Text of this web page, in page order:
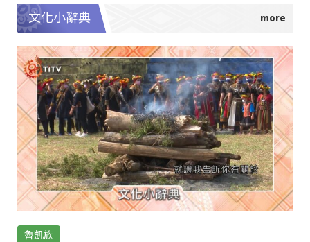
文化小辭典
魯凱族